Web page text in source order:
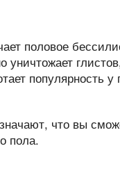
половое
популярность у